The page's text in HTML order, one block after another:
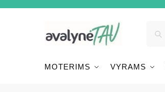
MOTERIMS VYRAMS